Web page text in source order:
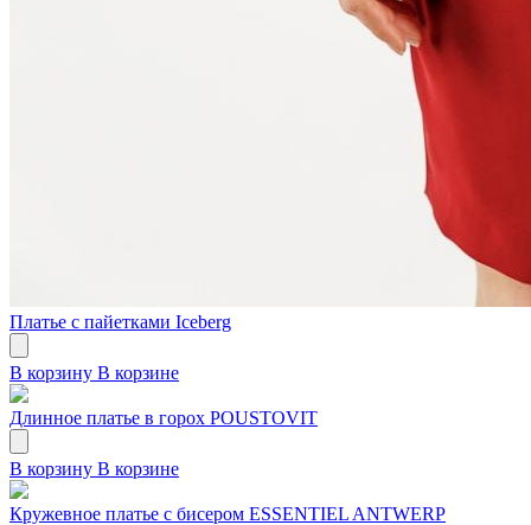
Платье с пайетками Iceberg
В корзину В корзине
Длинное платье в горох POUSTOVIT
В корзину В корзине
Кружевное платье с бисером ESSENTIEL ANTWERP